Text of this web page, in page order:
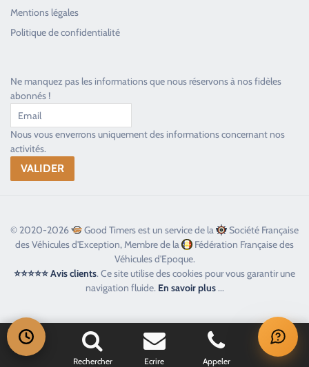
Mentions légales
Politique de confidentialité
Ne manquez pas les informations que nous réservons à nos fidèles
abonnés !
Nous vous enverrons uniquement des informations concernant nos
activités.
© 2020-2026 Good Timers est un service de la
Société Française
des Véhicules d'Exception, Membre de la
Fédération Française des
Véhicules d'Epoque.
⭐⭐⭐⭐⭐ Avis clients. Ce site utilise des cookies pour vous garantir une
navigation fluide. En savoir plus...
Rechercher Ecrire Appeler
Toujours heureux d'aider les passionnés